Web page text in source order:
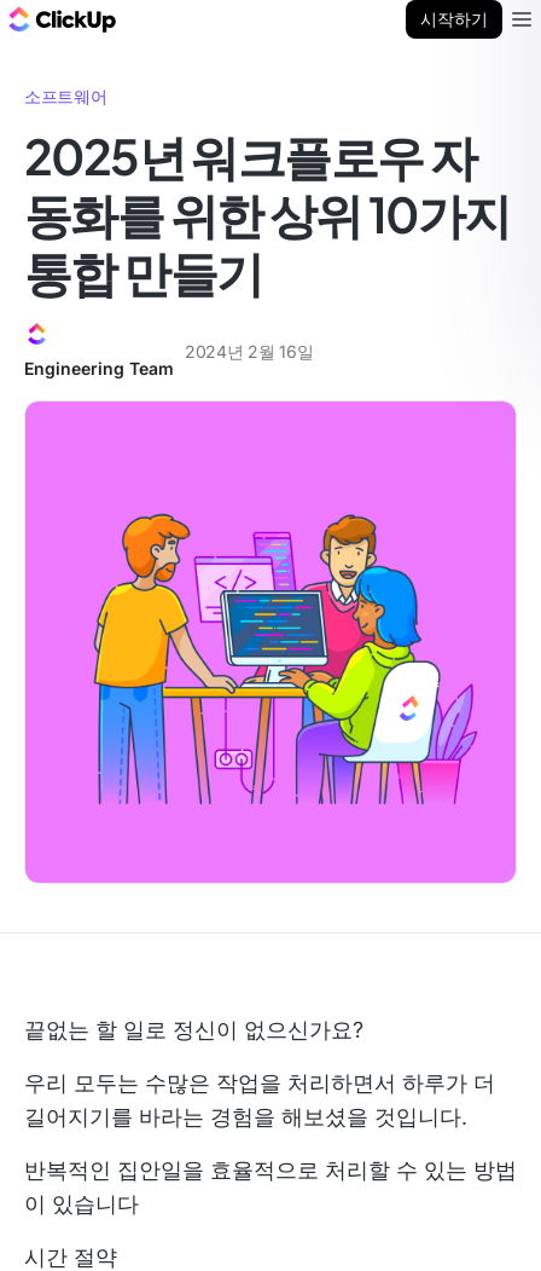
시작하기
소프트웨어
2025년 워크플로우 자
동화를 위한 상위 10가지
통합 만들기
Engineering Team
2024년 2월 16일
끝없는 할 일로 정신이 없으신가요?
우리 모두는 수많은 작업을 처리하면서 하루가 더
길어지기를 바라는 경험을 해보셨을 것입니다.
반복적인 집안일을 효율적으로 처리할 수 있는 방법
이 있습니다
시간 절약